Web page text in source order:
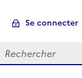
Se connecter
Rechercher :